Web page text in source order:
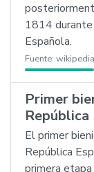
1814 durante
Española.
Fuente:
Primer
República
El primer
República
primera